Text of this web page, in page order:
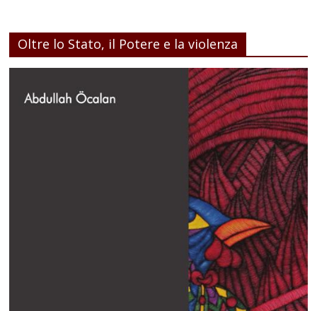
Oltre lo Stato, il Potere e la violenza